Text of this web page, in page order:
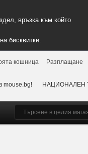
връзка към който
бисквитки.
кошница Разплащане
mouse.bg! НАЦИОНАЛЕН